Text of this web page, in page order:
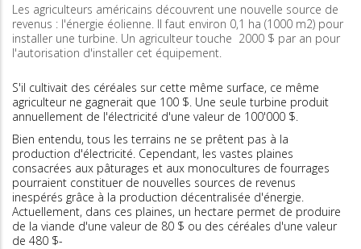
Les agriculteurs américains découvrent une nouvelle source de
revenus : l'énergie éolienne. Il faut environ 0,1 ha (1000 m2) pour
installer une turbine. Un agriculteur touche 2000 $ par an pour
l'autorisation d'installer cet équipement.
S'il cultivait des céréales sur cette même surface, ce même
agriculteur ne gagnerait que 100 $. Une seule turbine produit
annuellement de l'électricité d'une valeur de 100'000 $.
Bien entendu, tous les terrains ne se prêtent pas à la
production d'électricité. Cependant, les vastes plaines
consacrées aux pâturages et aux monocultures de fourrages
pourraient constituer de nouvelles sources de revenus
inespérés grâce à la production décentralisée d'énergie.
Actuellement, dans ces plaines, un hectare permet de produire
de la viande d'une valeur de 80 $ ou des céréales d'une valeur
de 480 $-